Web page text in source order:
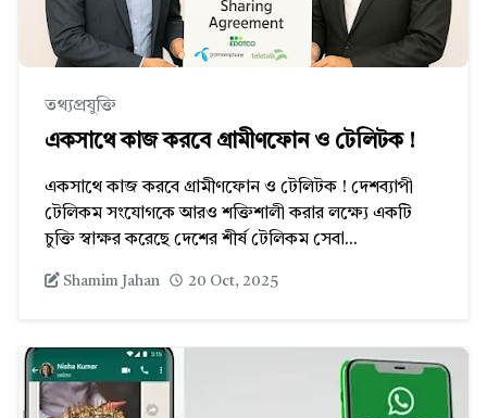
তথ্যপ্রযুক্তি
একসাথে কাজ করবে গ্রামীণফোন ও টেলিটক !
একসাথে কাজ করবে গ্রামীণফোন ও টেলিটক ! দেশব্যাপী
টেলিকম সংযোগকে আরও শক্তিশালী করার লক্ষ্যে একটি
চুক্তি স্বাক্ষর করেছে দেশের শীর্ষ টেলিকম সেবা...
Shamim Jahan 20 Oct, 2025